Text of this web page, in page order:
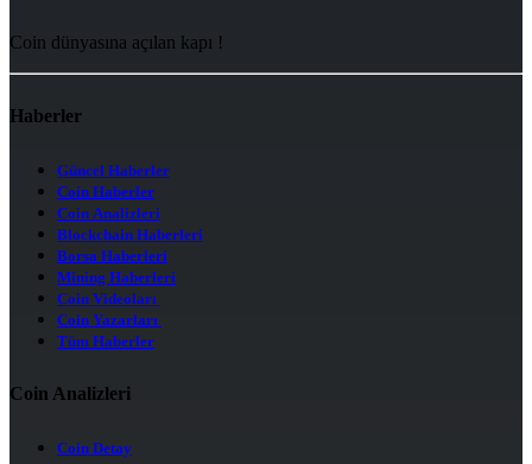
Coin dünyasına açılan kapı !
Haberler
Güncel Haberler
Coin Haberler
Coin Analizleri
Blockchain Haberleri
Borsa Haberleri
Mining Haberleri
Coin Videoları
Coin Yazarları
Tüm Haberler
Coin Analizleri
Coin Detay